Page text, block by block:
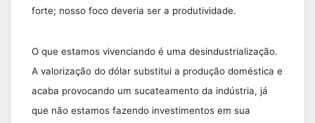
forte; nosso foco deveria ser a produtividade.
O que estamos vivenciando é uma desindustrialização.
A valorização do dólar substitui a produção doméstica e
acaba provocando um sucateamento da indústria, já
que não estamos fazendo investimentos em sua